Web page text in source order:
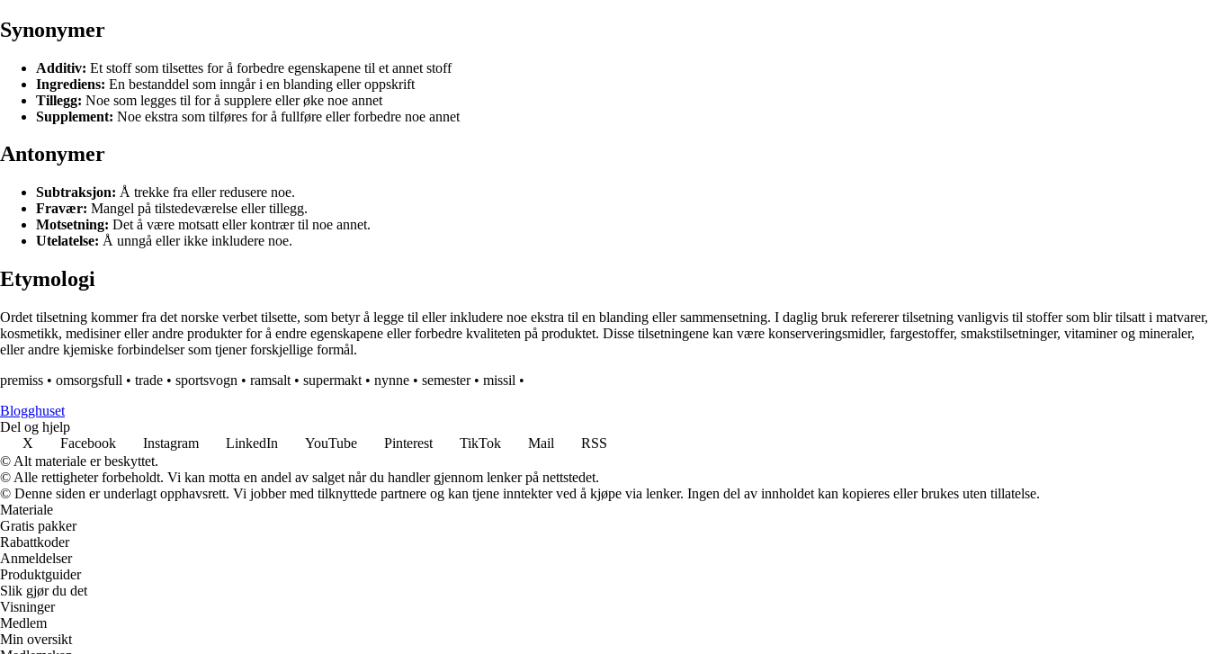
Synonymer
Additiv: Et stoff som tilsettes for å forbedre egenskapene til et annet stoff
Ingrediens: En bestanddel som inngår i en blanding eller oppskrift
Tillegg: Noe som legges til for å supplere eller øke noe annet
Supplement: Noe ekstra som tilføres for å fullføre eller forbedre noe annet
Antonymer
Subtraksjon: Å trekke fra eller redusere noe.
Fravær: Mangel på tilstedeværelse eller tillegg.
Motsetning: Det å være motsatt eller kontrær til noe annet.
Utelatelse: Å unngå eller ikke inkludere noe.
Etymologi
Ordet tilsetning kommer fra det norske verbet tilsette, som betyr å legge til eller inkludere noe ekstra til en blanding eller sammensetning. I daglig bruk refererer tilsetning vanligvis til stoffer som blir tilsatt i matvarer,
kosmetikk, medisiner eller andre produkter for å endre egenskapene eller forbedre kvaliteten på produktet. Disse tilsetningene kan være konserveringsmidler, fargestoffer, smakstilsetninger, vitaminer og mineraler,
eller andre kjemiske forbindelser som tjener forskjellige formål.
premiss • omsorgsfull • trade • sportsvogn • ramsalt • supermakt • nynne • semester• missil •
Blogghuset
Del og hjelp
X
Facebook Instagram LinkedIn YouTube Pinterest TikTok Mail
RSS
© Alt materiale er beskyttet.
© Alle rettigheter forbeholdt. Vi kan motta en andel av salget når du handler gjennom lenker på nettstedet.
© Denne siden er underlagt opphavsrett. Vi jobber med tilknyttede partnere og kan tjene inntekter ved å kjøpe via lenker. Ingen del av innholdet kan kopieres eller brukes uten tillatelse.
Materiale
Gratis pakker
Rabattkoder
Anmeldelser
Produktguider
Slik gjør du det
Visninger
Medlem
Min oversikt